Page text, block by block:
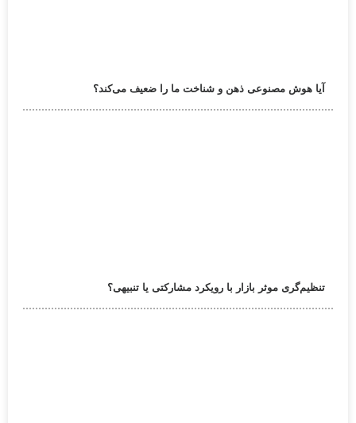
آیا هوش مصنوعی ذهن و شناخت ما را ضعیف می‌کند؟
تنظیم‌گری موثر بازار با رویکرد مشارکتی یا تنبیهی؟